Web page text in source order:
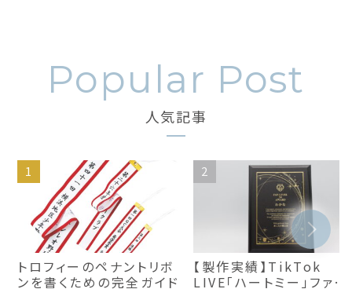
人気記事
トロフィーのペナントリボ
ンを書くための完全ガイド
【製作実績】TikTok
LIVE「ハートミー」ファン